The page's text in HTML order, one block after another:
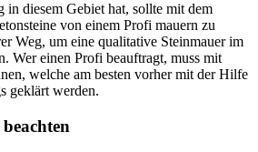
in diesem Gebiet hat, sollte mit dem
von einem Profi mauern zu
Weg, um eine qualitative Steinmauer im
Wer einen Profi beauftragt, muss mit
welche am besten vorher mit der Hilfe
geklärt werden.